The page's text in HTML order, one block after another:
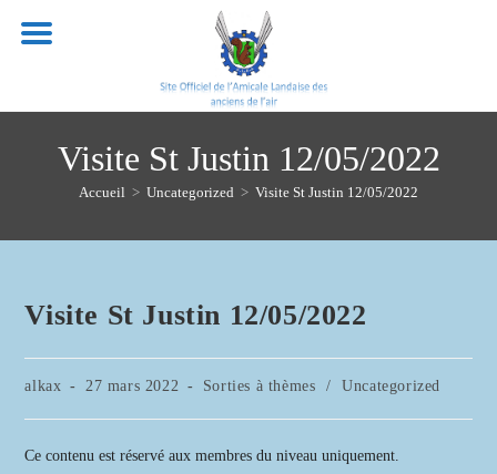
Visite St Justin 12/05/2022
Accueil > Uncategorized > Visite St Justin 12/05/2022
Visite St Justin 12/05/2022
Auteur/autrice
publication :
alkax
Publication
27 mars 2022
Post
Sorties à thèmes / Uncategorized
Ce contenu est réservé aux membres du niveau uniquement.